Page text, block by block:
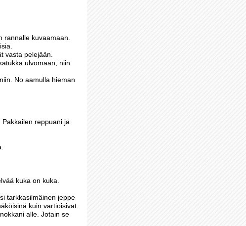
rannalle kuvaamaan.
vasta pelejään.
ulvomaan, niin
No aamulla hieman
reppuani ja
kuka on kuka.
tarkkasilmäinen jeppe
kuin vartioisivat
alle. Jotain se